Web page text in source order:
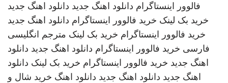
فالوور اینستاگرام دانلود اهنگ جدید دانلود اهنگ جدید
خرید بک لینک خرید فالوور اینستاگرام دانلود اهنگ جدید
خرید فالوور اینستاگرام خرید بک لینک مترجم انگلیسی
فارسی خرید فالوور اینستاگرام دانلود اهنگ جدید دانلود
اهنگ جدید خرید فالوور اینستاگرام خرید بک لینک دانلود
اهنگ جدید دانلود اهنگ جدید دانلود اهنگ خرید شال و